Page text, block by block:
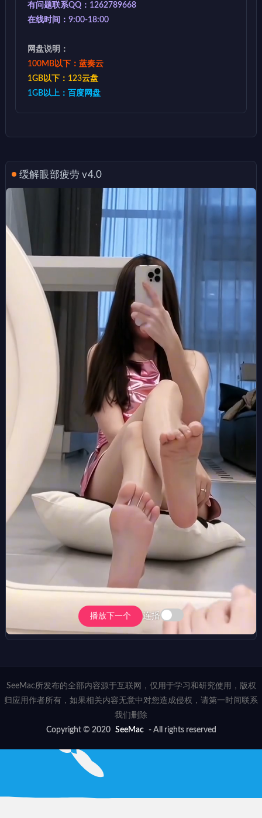
有问题联系QQ：1262789668
在线时间：9:00-18:00
网盘说明：
100MB以下：蓝奏云
1GB以下：123云盘
1GB以上：百度网盘
缓解眼部疲劳 v4.0
播放下一个 连播
SeeMac所发布的全部内容源于互联网，仅用于学习和研究使用，版权
归应用作者所有，如果相关内容无意中对您造成侵权，请第一时间联系
我们删除
Copyright © 2020 SeeMac - All rights reserved